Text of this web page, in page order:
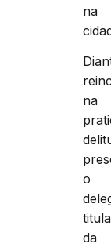
na
na
o
da